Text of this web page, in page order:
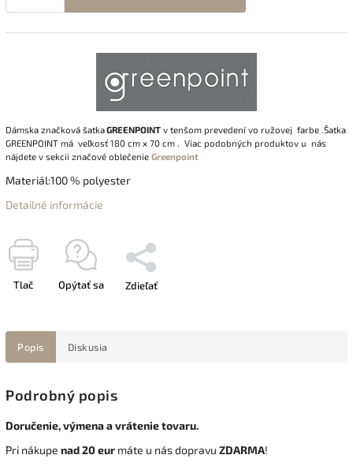
Dámska značková šatkaGREENPOINT v tenšom prevedení vo ružovej farbe .Šatka
GREENPOINT má veľkosť 180 cm x 70 cm . Viac podobných produktov u nás
nájdete v sekcii značové oblečenie Greenpoint
Materiál:100 % polyester
Detailné informácie
Tlač Opýtať sa Zdieľať
Popis Diskusia
Podrobný popis
Doručenie, výmena a vrátenie tovaru.
Pri nákupe nad 20 eur máte u nás dopravu ZDARMA!